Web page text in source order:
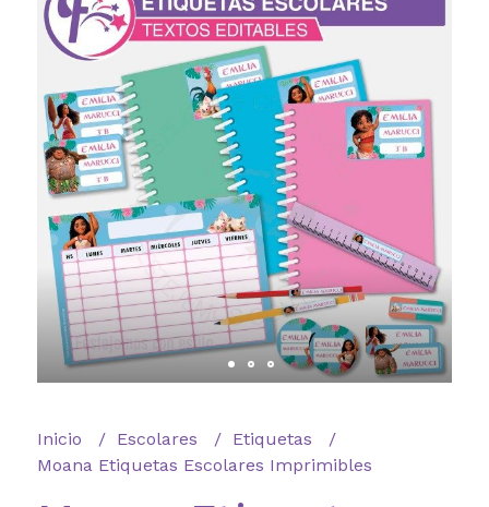
Inicio Escolares
Etiquetas
Moana Etiquetas Escolares Imprimibles